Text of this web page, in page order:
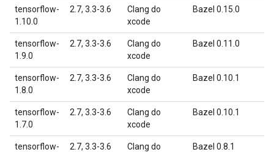
tensorflow-
1.10.0
2.7, 3.3-3.6
Clang do
xcode
Bazel 0.15.0
tensorflow-
1.9.0
2.7, 3.3-3.6
Clang do
xcode
Bazel 0.11.0
tensorflow-
1.8.0
2.7, 3.3-3.6
Clang do
xcode
Bazel 0.10.1
tensorflow-
1.7.0
2.7, 3.3-3.6
Clang do
xcode
Bazel 0.10.1
tensorflow-
2.7, 3.3-3.6
Clang do
Bazel 0.8.1